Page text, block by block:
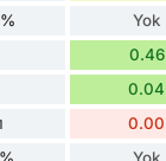
Yok
0.46
0.04
0.00